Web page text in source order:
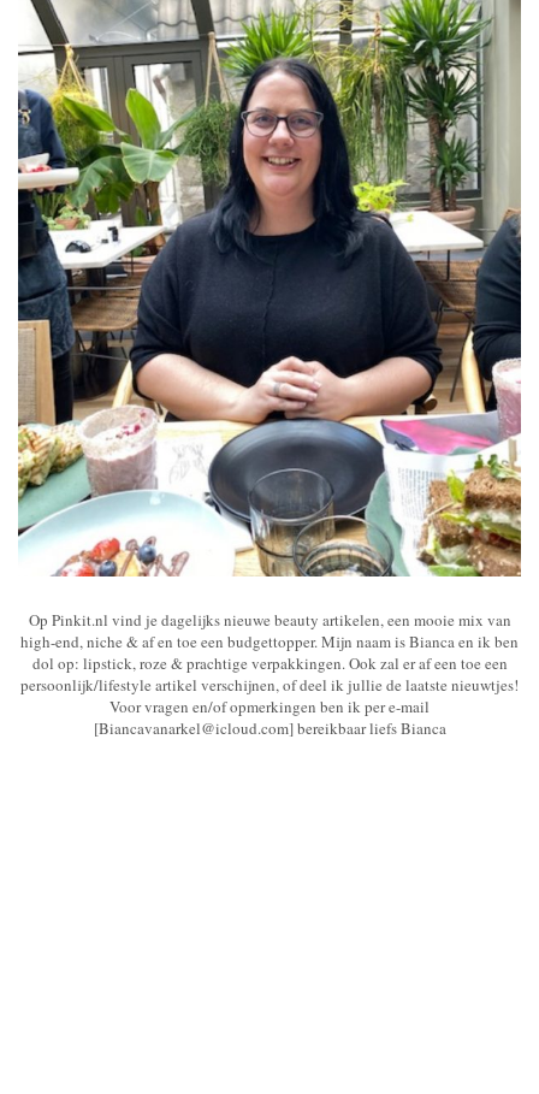
Op Pinkit.nl vind je dagelijks nieuwe beauty artikelen, een mooie mix van
high-end, niche & af en toe een budgettopper. Mijn naam is Bianca en ik ben
dol op: lipstick, roze & prachtige verpakkingen. Ook zal er af een toe een
persoonlijk/lifestyle artikel verschijnen, of deel ik jullie de laatste nieuwtjes!
Voor vragen en/of opmerkingen ben ik per e-mail
[Biancavanarkel@icloud.com] bereikbaar liefs Bianca